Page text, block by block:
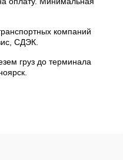
компаний
СДЭК.
груз до терминала